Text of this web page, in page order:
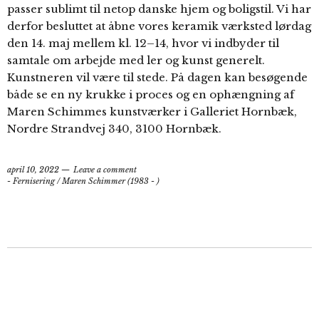
passer sublimt til netop danske hjem og boligstil. Vi har
derfor besluttet at åbne vores keramik værksted lørdag
den 14. maj mellem kl. 12–14, hvor vi indbyder til
samtale om arbejde med ler og kunst generelt.
Kunstneren vil være til stede. På dagen kan besøgende
både se en ny krukke i proces og en ophængning af
Maren Schimmes kunstværker i Galleriet Hornbæk,
Nordre Strandvej 340, 3100 Hornbæk.
april 10, 2022
Leave a comment
- Fernisering/Maren Schimmer (1983 - )